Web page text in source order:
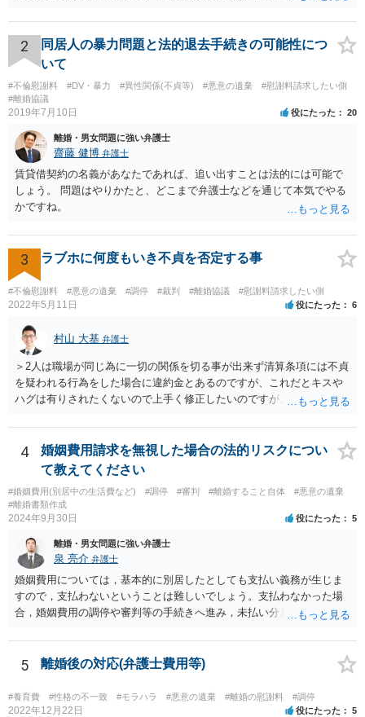
も、全体のなかでその主張がどの程度の意味を有するのかにより、対
処方法も変わってきうるものです。離婚に向けてしっかりと訴訟を進
めていく場合には、弁護士に依頼することを検討された方がいいかも
しれませんね^^
2
同居人の暴力問題と法的退去手続きの可能性につ
いて
#不倫慰謝料 #DV・暴力 #異性関係(不貞等) #悪意の遺棄
#慰謝料請求したい側
#離婚協議
2019年7月10日 役にたった 20
離婚・男女問題に強い弁護士
齋藤 健博 弁護士
賃貸借契約の名義があなたであれば、追い出すことは法的には可能で
しょう。 問題はやりかたと、どこまで弁護士などを通じて本気でやる
かですね。
3 ラブホに何度もいき不貞を否定する事
#不倫慰謝料 #悪意の遺棄 #調停 #裁判 #離婚協議 #慰謝料請求したい側
2022年5月11日 役にたった 6
村山 大基 弁護士
＞2人は職場が同じ為に一切の関係を切る事が出来ず清算条項には不貞
を疑われる行為をした場合に違約金とあるのですが、これだとキスや
ハグは有りされたくないので上手く修正したいのですが、アドバイス
ますが、 「不貞を疑われる行為」という書き方だと、今後何らかの接
触をした際にこれは不貞を疑われる行為ではない、勝手に疑っている
だけだ、 と反論されかねません。 そのため、はっきり「不貞したらい
くら」とか、今回の経緯を踏まえるなら「二人で宿泊したらいくら」
とか書いた方が、 言い逃れしにくいと思われます。 不貞や宿泊でない
接触については、書き方を検討してみましょう。 ただ記載自体はでき
わざ屋外でそういう行為をするか、という問題です。
4
婚姻費用請求を無視した場合の法的リスクについ
て教えてください
#婚姻費用(別居中の生活費など) #調停 #審判 #離婚すること自体
#悪意の遺棄
#離婚書類作成
2024年9月30日 役にたった 5
離婚・男女問題に強い弁護士
泉 亮介 弁護士
婚姻費用については，基本的に別居したとしても支払い義務が生じま
すので，支払わないということは難しいでしょう。支払わなかった場
合，婚姻費用の調停や審判等の手続きへ進み，未払い分として差押を
5 離婚後の対応(弁護士費用等)
#養育費 #性格の不一致 #モラハラ #悪意の遺棄 #離婚の慰謝料 #調停
2022年12月22日 役にたった 5